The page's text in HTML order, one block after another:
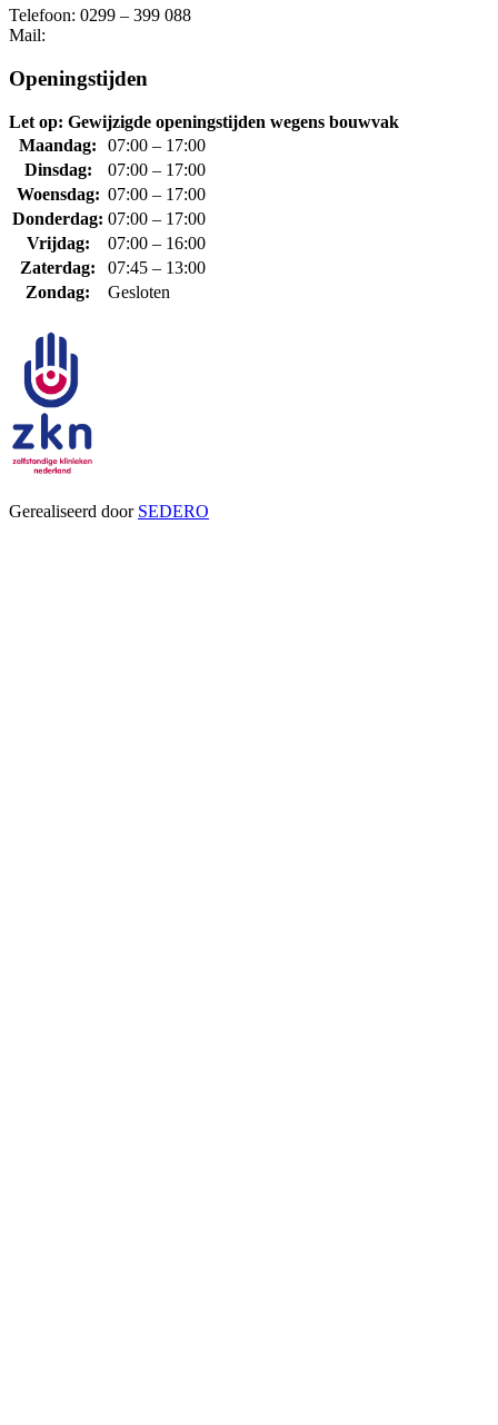
Telefoon: 0299 – 399 088
Mail:
Openingstijden
Let op: Gewijzigde openingstijden wegens bouwvak
Maandag:
07:00 – 17:00
Dinsdag:
07:00 – 17:00
Woensdag: 07:00 – 17:00
Donderdag: 07:00 – 17:00
Vrijdag:
07:00 – 16:00
Zaterdag:
07:45 – 13:00
Zondag:
Gesloten
Gerealiseerd door SEDERO